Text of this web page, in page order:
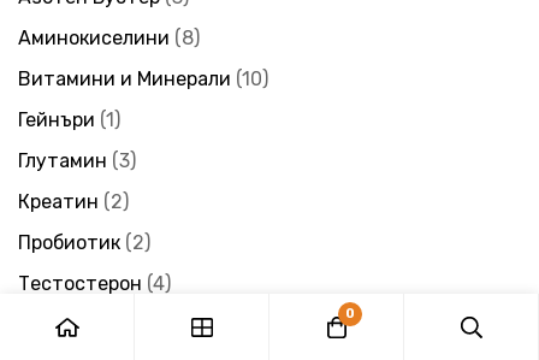
Аминокиселини
8
Витамини и Минерали 10
Гейнъри 1
Глутамин 3
Креатин
2
Пробиотик 2
Тестостерон 4
Bosy 17
0